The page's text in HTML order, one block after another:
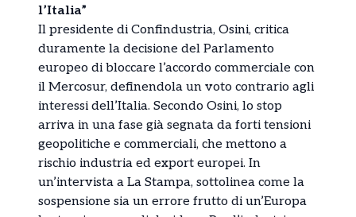
l’Italia”
Il presidente di Confindustria, Osini, critica
duramente la decisione del Parlamento
europeo di bloccare l’accordo commerciale con
il Mercosur, definendola un voto contrario agli
interessi dell’Italia. Secondo Osini, lo stop
arriva in una fase già segnata da forti tensioni
geopolitiche e commerciali, che mettono a
rischio industria ed export europei. In
un’intervista a La Stampa, sottolinea come la
sospensione sia un errore frutto di un’Europa